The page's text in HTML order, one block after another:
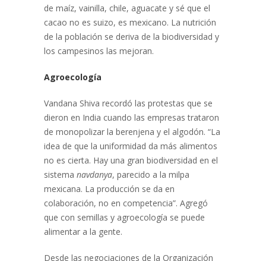
de maíz, vainilla, chile, aguacate y sé que el
cacao no es suizo, es mexicano. La nutrición
de la población se deriva de la biodiversidad y
los campesinos las mejoran.
Agroecología
Vandana Shiva recordó las protestas que se
dieron en India cuando las empresas trataron
de monopolizar la berenjena y el algodón. “La
idea de que la uniformidad da más alimentos
no es cierta. Hay una gran biodiversidad en el
sistema navdanya, parecido a la milpa
mexicana. La producción se da en
colaboración, no en competencia”. Agregó
que con semillas y agroecología se puede
alimentar a la gente.
Desde las negociaciones de la Organización